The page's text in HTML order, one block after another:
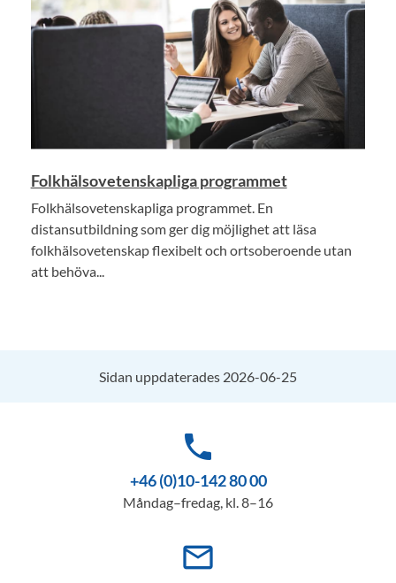
Folkhälsovetenskapliga programmet
Folkhälsovetenskapliga programmet. En
distansutbildning som ger dig möjlighet att läsa
folkhälsovetenskap flexibelt och ortsoberoende utan
att behöva...
Sidan uppdaterades 2026-06-25
phone
+46 (0)10-142 80 00
Måndag–fredag, kl. 8–16
mail_outline